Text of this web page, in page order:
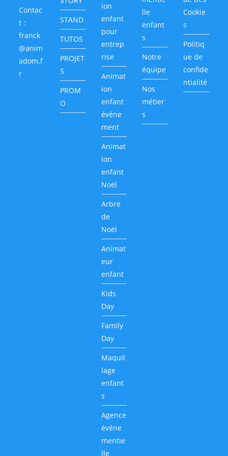
Contac
t :
franck
@anim
adom.f
r
STAND
TUTOS
PROJET
S
PROM
O
ion
enfant
pour
entrep
rise
Animat
ion
enfant
événe
ment
Animat
ion
enfant
Noël
Arbre
de
Noël
Animat
eur
enfant
Kids
Day
Family
Day
Maquil
lage
enfant
s
Agence
événe
mentie
lle
lle
enfant
s
Notre
équipe
Nos
métier
s
Cookie
s
Politiq
ue de
confide
ntialité